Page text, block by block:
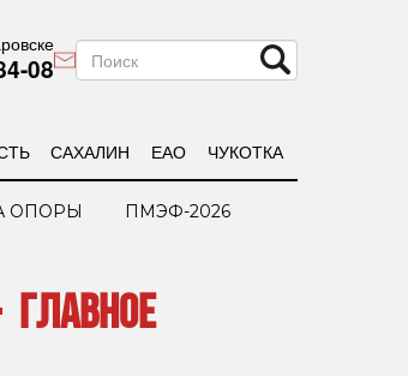
08
САХАЛИН ЕАО ЧУКОТКА
ОПОРЫ ПМЭФ-2026
ГЛАВНОЕ